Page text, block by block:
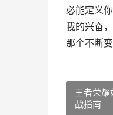
必能定义
我的兴奋
那个不断
王者荣耀
战指南